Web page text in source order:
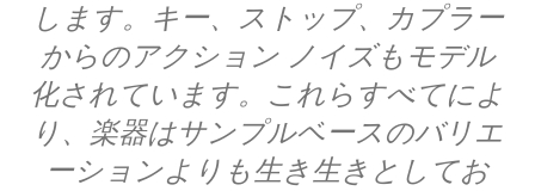
します。キー、ストップ、カプラー
からのアクション ノイズもモデル
化されています。これらすべてによ
り、楽器はサンプルベースのバリエ
ーションよりも生き生きとしてお